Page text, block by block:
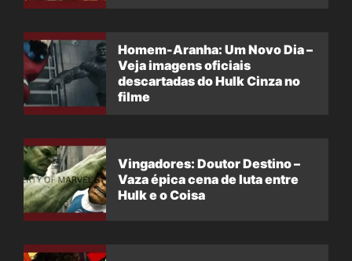
Homem-Aranha: Um Novo Dia –
Veja imagens oficiais
descartadas do Hulk Cinza no
filme
Vingadores: Doutor Destino –
Vaza épica cena de luta entre
Hulk e o Coisa